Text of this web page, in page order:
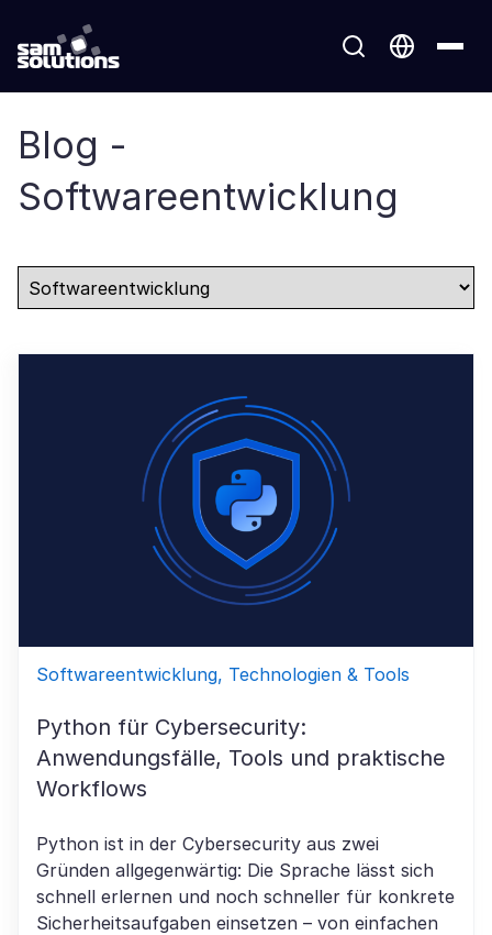
Blog -
Softwareentwicklung
Softwareentwicklung, Technologien & Tools
Python für Cybersecurity:
Anwendungsfälle, Tools und praktische
Workflows
Python ist in der Cybersecurity aus zwei
Gründen allgegenwärtig: Die Sprache lässt sich
schnell erlernen und noch schneller für konkrete
Sicherheitsaufgaben einsetzen – von einfachen